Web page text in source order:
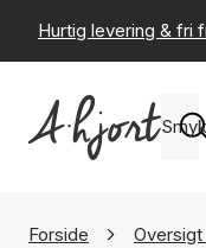
Hurtig levering & fri
Forside